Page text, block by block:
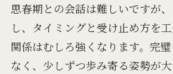
思春期との会話は難しいですが
し、タイミングと受け止め方を
関係はむしろ強くなります。完
なく、少しずつ歩み寄る姿勢が